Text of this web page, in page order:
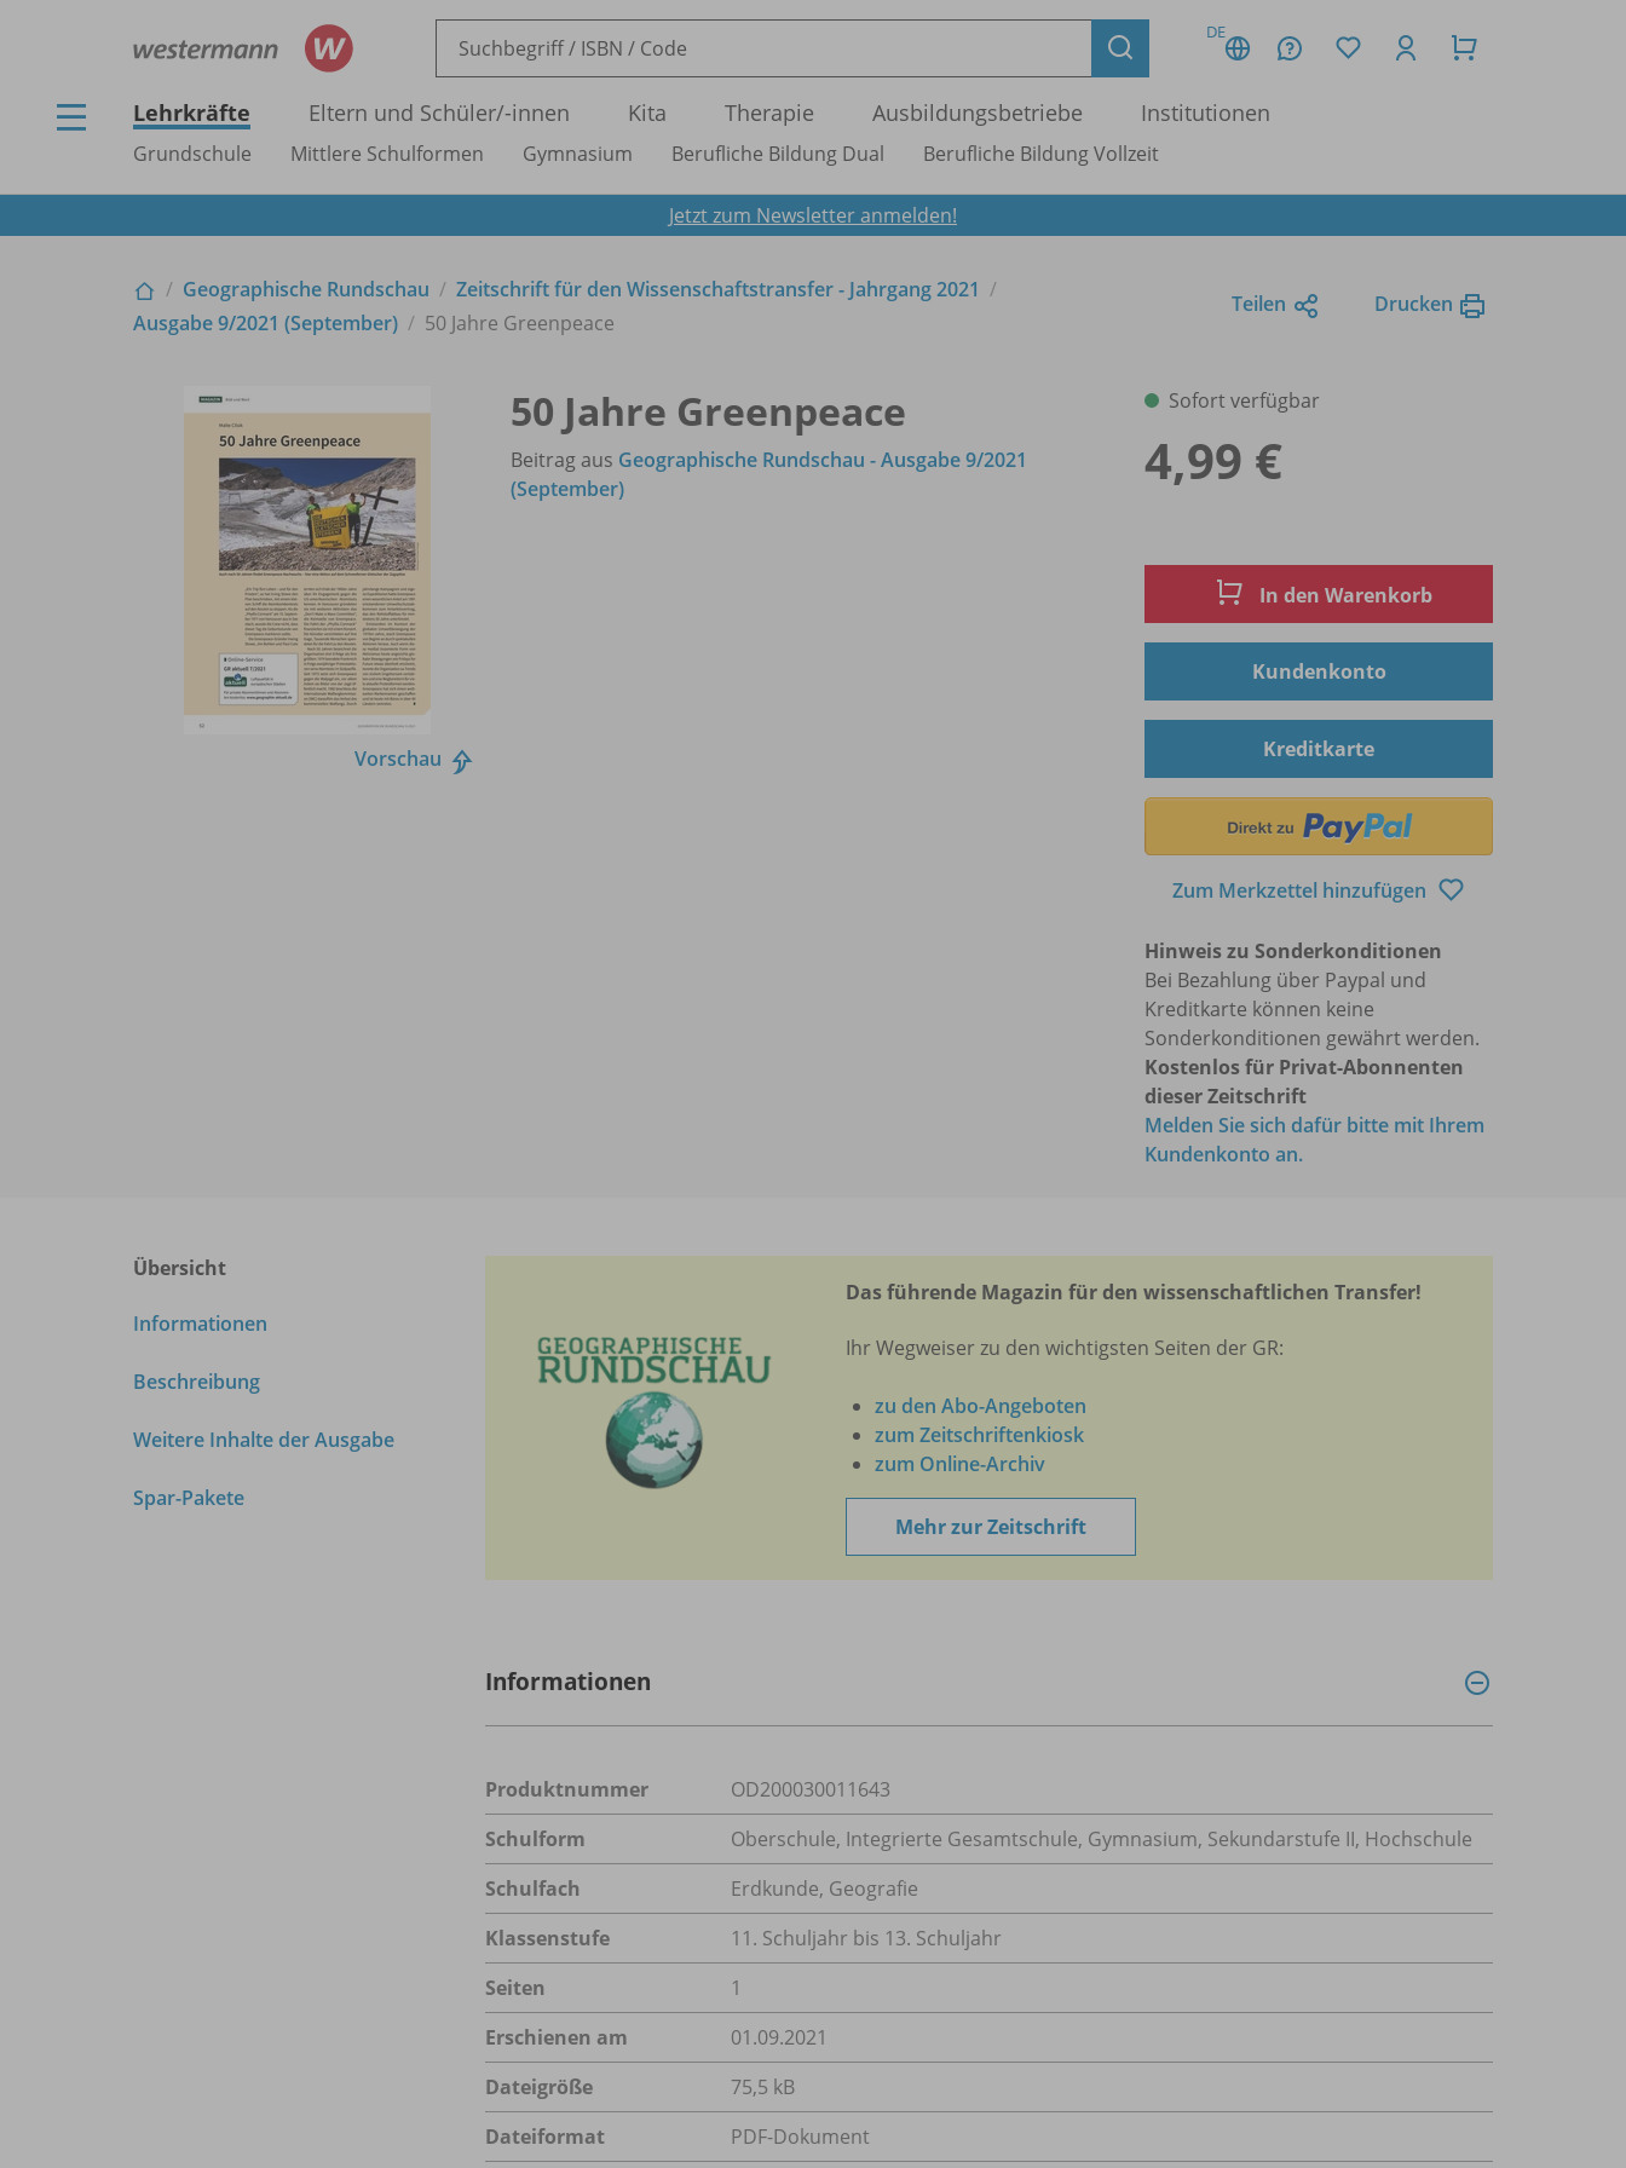
DE
Lehrkräfte Eltern und Schüler/-innen Kita Therapie Ausbildungsbetriebe Institutionen
Grundschule Mittlere Schulformen Gymnasium Berufliche Bildung Dual Berufliche Bildung Vollzeit
Jetzt zum Newsletter anmelden!
Geographische Rundschau
Zeitschrift für den Wissenschaftstransfer - Jahrgang 2021
Ausgabe 9/2021 (September) 50 Jahre Greenpeace
Teilen Drucken
Vorschau
50 Jahre Greenpeace
Beitrag aus Geographische Rundschau - Ausgabe 9/2021
(September)
Sofort verfügbar
4,99 €
In den Warenkorb
Kundenkonto
Kreditkarte
Zum Merkzettel hinzufügen
Hinweis zu Sonderkonditionen
Bei Bezahlung über Paypal und
Kreditkarte können keine
Sonderkonditionen gewährt werden.
Kostenlos für Privat-Abonnenten
dieser Zeitschrift
Melden Sie sich dafür bitte mit Ihrem
Kundenkonto an.
Übersicht
Informationen
Beschreibung
Weitere Inhalte der Ausgabe
Spar-Pakete
Das führende Magazin für den wissenschaftlichen Transfer!
Ihr Wegweiser zu den wichtigsten Seiten der GR:
zu den Abo-Angeboten
zum Zeitschriftenkiosk
zum Online-Archiv
Mehr zur Zeitschrift
Informationen
Produktnummer
OD200030011643
Schulform
Oberschule, Integrierte Gesamtschule, Gymnasium, Sekundarstufe II, Hochschule
Schulfach
Erdkunde, Geografie
Klassenstufe
11. Schuljahr bis 13. Schuljahr
Seiten
1
Erschienen am
01.09.2021
Dateigröße
75,5 kB
Dateiformat
PDF-Dokument